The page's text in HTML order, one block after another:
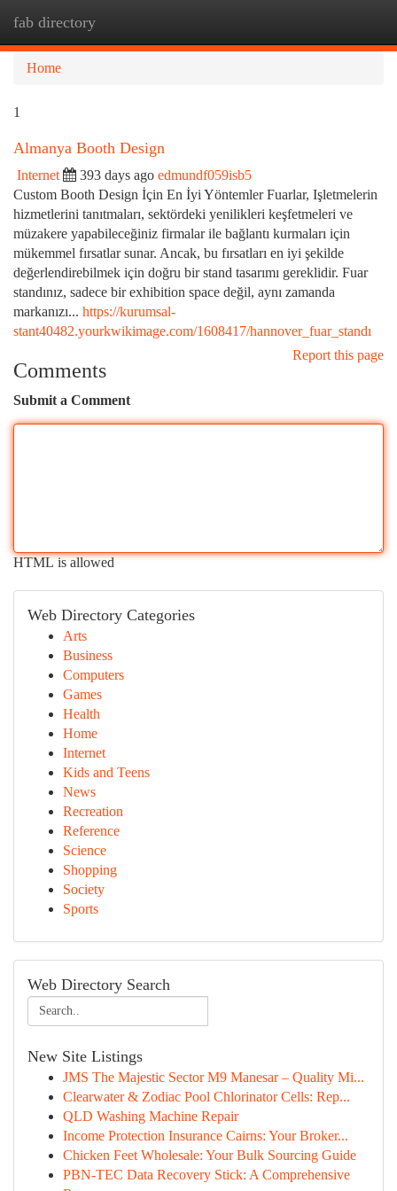
fab directory
Home
1
Almanya Booth Design
Internet 393 days ago edmundf059isb5
Custom Booth Design İçin En İyi Yöntemler Fuarlar, Işletmelerin
hizmetlerini tanıtmaları, sektördeki yenilikleri keşfetmeleri ve
müzakere yapabileceğiniz firmalar ile bağlantı kurmaları için
mükemmel fırsatlar sunar. Ancak, bu fırsatları en iyi şekilde
değerlendirebilmek için doğru bir stand tasarımı gereklidir. Fuar
standınız, sadece bir exhibition space değil, aynı zamanda
markanızı... https://kurumsal-
stant40482.yourkwikimage.com/1608417/hannover_fuar_standı
Report this page
Comments
Submit a Comment
HTML is allowed
Web Directory Categories
Arts
Business
Computers
Games
Health
Home
Internet
Kids and Teens
News
Recreation
Reference
Science
Shopping
Society
Sports
Web Directory Search
New Site Listings
JMS The Majestic Sector M9 Manesar – Quality Mi...
Clearwater & Zodiac Pool Chlorinator Cells: Rep...
QLD Washing Machine Repair
Income Protection Insurance Cairns: Your Broker...
Chicken Feet Wholesale: Your Bulk Sourcing Guide
PBN-TEC Data Recovery Stick: A Comprehensive